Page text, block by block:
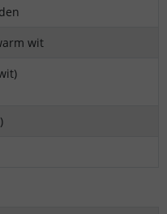
wit